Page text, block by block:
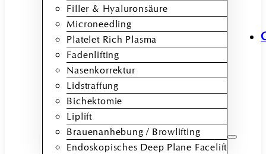
Filler & Hyaluronsäure
Microneedling
Platelet Rich Plasma
Fadenlifting
Nasenkorrektur
Lidstraffung
Bichektomie
Liplift
Brauenanhebung / Browlifting
Endoskopisches Deep Plane Facelift